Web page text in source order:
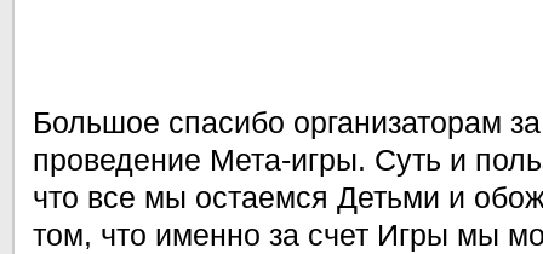
Большое спасибо организаторам
проведение Мета-игры. Суть и
что все мы остаемся Детьми и
том, что именно за счет Игры мы